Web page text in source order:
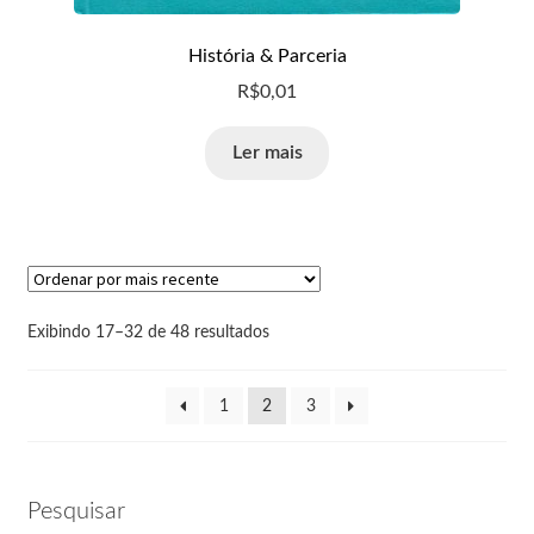
História & Parceria
R$0,01
Ler mais
Exibindo 17–32 de 48 resultados
1 2 3
Pesquisar